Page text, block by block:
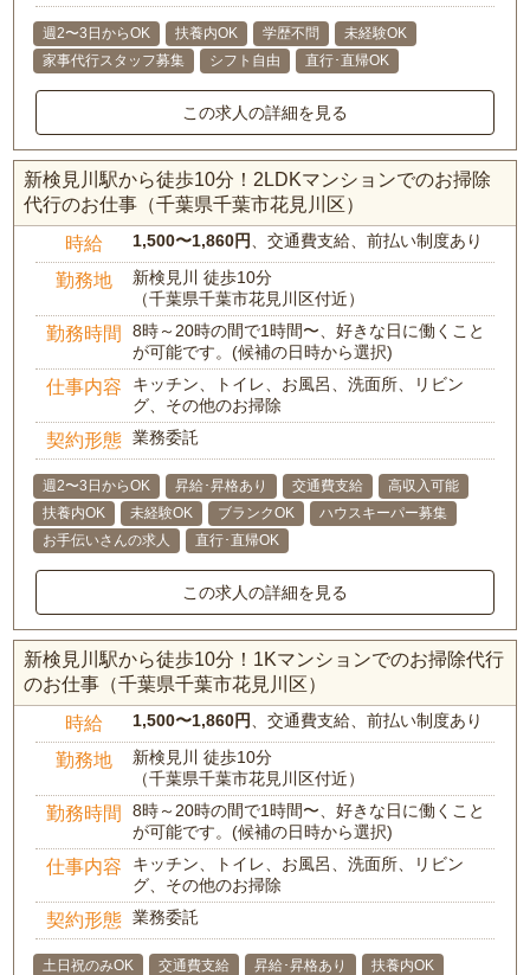
週2〜3日からOK 扶養内OK 学歴不問
未経験OK
家事代行スタッフ募集
シフト自由 直行･直帰OK
この求人の詳細を見る
新検見川駅から徒歩10分！2LDKマンションでのお掃除
代行のお仕事（千葉県千葉市花見川区）
時給 1,500〜1,860円 、交通費支給、前払い制度あり
勤務地
新検見川 徒歩10分
（千葉県千葉市花見川区付近）
勤務時間
8時～20時の間で1時間〜、好きな日に働くこと
が可能です。(候補の日時から選択)
仕事内容
キッチン、トイレ、お風呂、洗面所、リビン
グ、その他のお掃除
契約形態 業務委託
週2〜3日からOK 昇給･昇格あり 交通費支給
高収入可能
扶養内OK
未経験OK ブランクOK
ハウスキーパー募集
お手伝いさんの求人
直行･直帰OK
この求人の詳細を見る
新検見川駅から徒歩10分！1Kマンションでのお掃除代行
のお仕事（千葉県千葉市花見川区）
時給 1,500〜1,860円 、交通費支給、前払い制度あり
勤務地
新検見川 徒歩10分
（千葉県千葉市花見川区付近）
勤務時間
8時～20時の間で1時間〜、好きな日に働くこと
が可能です。(候補の日時から選択)
仕事内容
キッチン、トイレ、お風呂、洗面所、リビン
グ、その他のお掃除
契約形態 業務委託
土日祝のみOK 交通費支給 昇給･昇格あり
扶養内OK